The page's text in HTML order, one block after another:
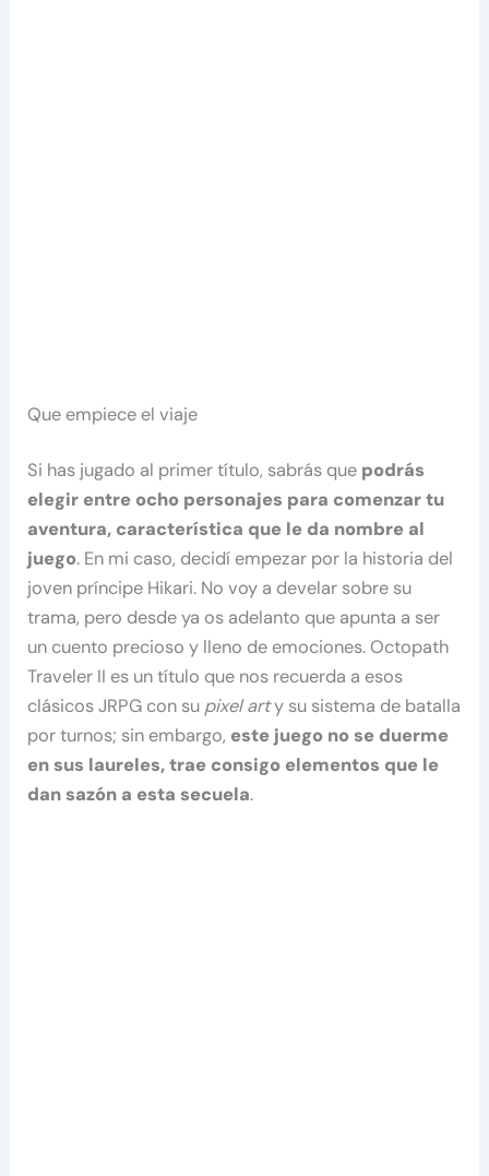
Que empiece el viaje
Si has jugado al primer título, sabrás que podrás
elegir entre ocho personajes para comenzar tu
aventura, característica que le da nombre al
juego. En mi caso, decidí empezar por la historia del
joven príncipe Hikari. No voy a develar sobre su
trama, pero desde ya os adelanto que apunta a ser
un cuento precioso y lleno de emociones. Octopath
Traveler II es un título que nos recuerda a esos
clásicos JRPG con su pixel arty su sistema de batalla
por turnos; sin embargo, este juego no se duerme
en sus laureles, trae consigo elementos que le
dan sazón a esta secuela.